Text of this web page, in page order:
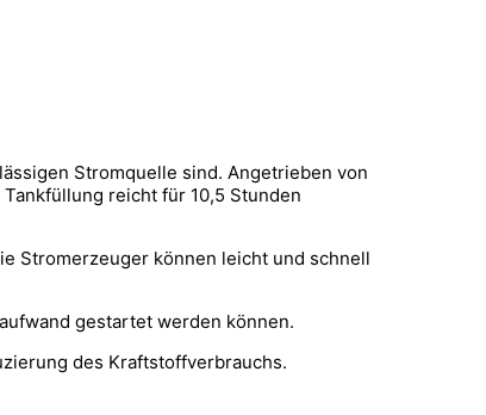
Stromquelle sind. Angetrieben von
reicht für 10,5 Stunden
Stromerzeuger können leicht und schnell
gestartet werden können.
des Kraftstoffverbrauchs.